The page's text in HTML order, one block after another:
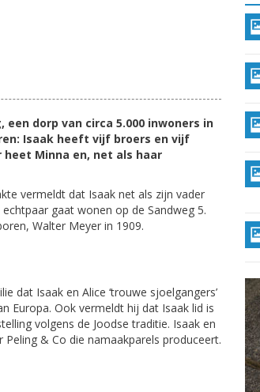
dorp van circa 5.000 inwoners in
Isaak heeft vijf broers en vijf
heet Minna en, net als haar
vermeldt dat Isaak net als zijn vader
gaat wonen op de Sandweg 5.
Walter Meyer in 1909.
dat Isaak en Alice ‘trouwe sjoelgangers’
Europa. Ook vermeldt hij dat Isaak lid is
volgens de Joodse traditie. Isaak en
& Co die namaakparels produceert.